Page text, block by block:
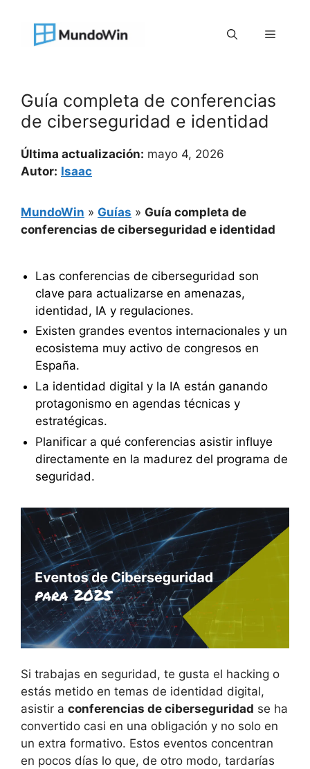
contenido
Menú
Guía completa de conferencias
de ciberseguridad e identidad
Última actualización: mayo 4, 2026
Autor: Isaac
MundoWin » Guías » Guía completa de
conferencias de ciberseguridad e identidad
Las conferencias de ciberseguridad son
clave para actualizarse en amenazas,
identidad, IA y regulaciones.
Existen grandes eventos internacionales y un
ecosistema muy activo de congresos en
España.
La identidad digital y la IA están ganando
protagonismo en agendas técnicas y
estratégicas.
Planificar a qué conferencias asistir influye
directamente en la madurez del programa de
seguridad.
Si trabajas en seguridad, te gusta el hacking o
estás metido en temas de identidad digital,
asistir a conferencias de ciberseguridad se ha
convertido casi en una obligación y no solo en
un extra formativo. Estos eventos concentran
en pocos días lo que, de otro modo, tardarías